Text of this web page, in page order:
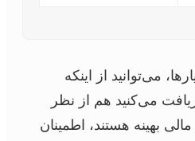
می‌توانید از اینکه
می‌کنید هم از نظر
بهینه هستند، اطمینان